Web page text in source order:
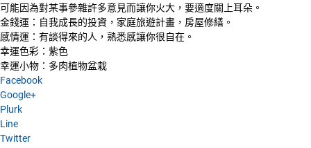
可能因為對某事參雜許多意見而讓你火大，要適度關上耳朵。
金錢運：自我成長的投資，家庭旅遊計畫，房屋修繕。
感情運：有談得來的人，熟悉感讓你很自在。
幸運色彩：紫色
幸運小物：多肉植物盆栽
Facebook
Google+
Plurk
Line
Twitter